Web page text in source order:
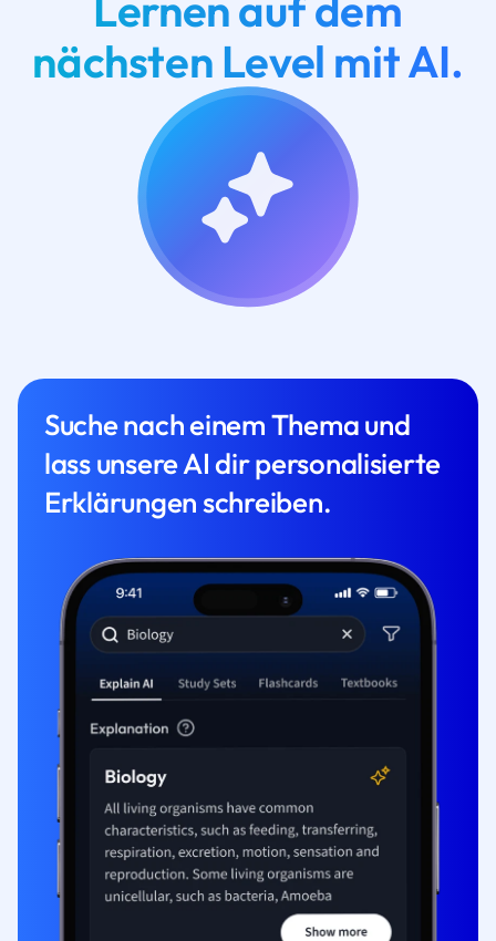
nächsten Level mit AI.
Suche nach einem Thema und
lass unsere AI dir personalisierte
Erklärungen schreiben.